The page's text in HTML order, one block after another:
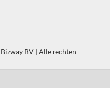
Bizway BV | Alle rechten